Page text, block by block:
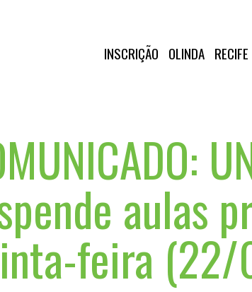
INSCRIÇÃO OLINDA RECIFE
aulas
feira